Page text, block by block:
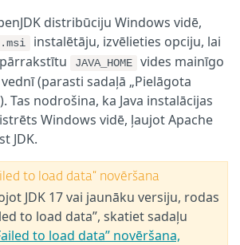
distribūciju Windows vidē,
.msi
instalētāju, izvēlieties opciju, lai
JAVA_HOME
vides mainīgo
(parasti sadaļā „Pielāgota
Tas nodrošina, ka Java instalācijas
Windows vidē, ļaujot Apache
JDK.
to load data“ novēršana
JDK 17 vai jaunāku versiju, rodas
to load data”, skatiet sadaļu
to load data” novēršana,